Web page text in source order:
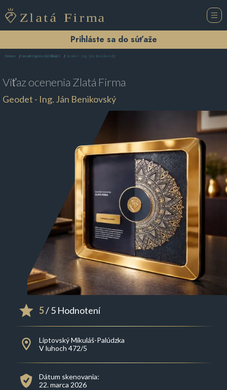
Prihláste sa do súťaže
Domov Geodet Liptovský Mikuláš Geodet - Ing. Ján Benikovský
Víťaz ocenenia Zlatá Firma
Geodet - Ing. Ján Benikovský
5/ 5 Hodnotení
Liptovský Mikuláš-Palúdzka
V luhoch 472/5
Dátum skenovania:
22. marca 2026